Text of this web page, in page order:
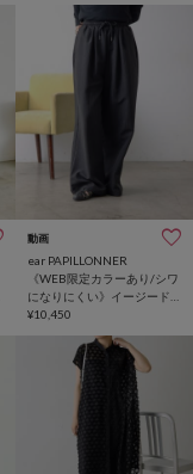
動画
ear PAPILLONNER
《WEB限定カラーあり/シワ
になりにくい》イージード
ロストパンツ【SUM1
¥10,450